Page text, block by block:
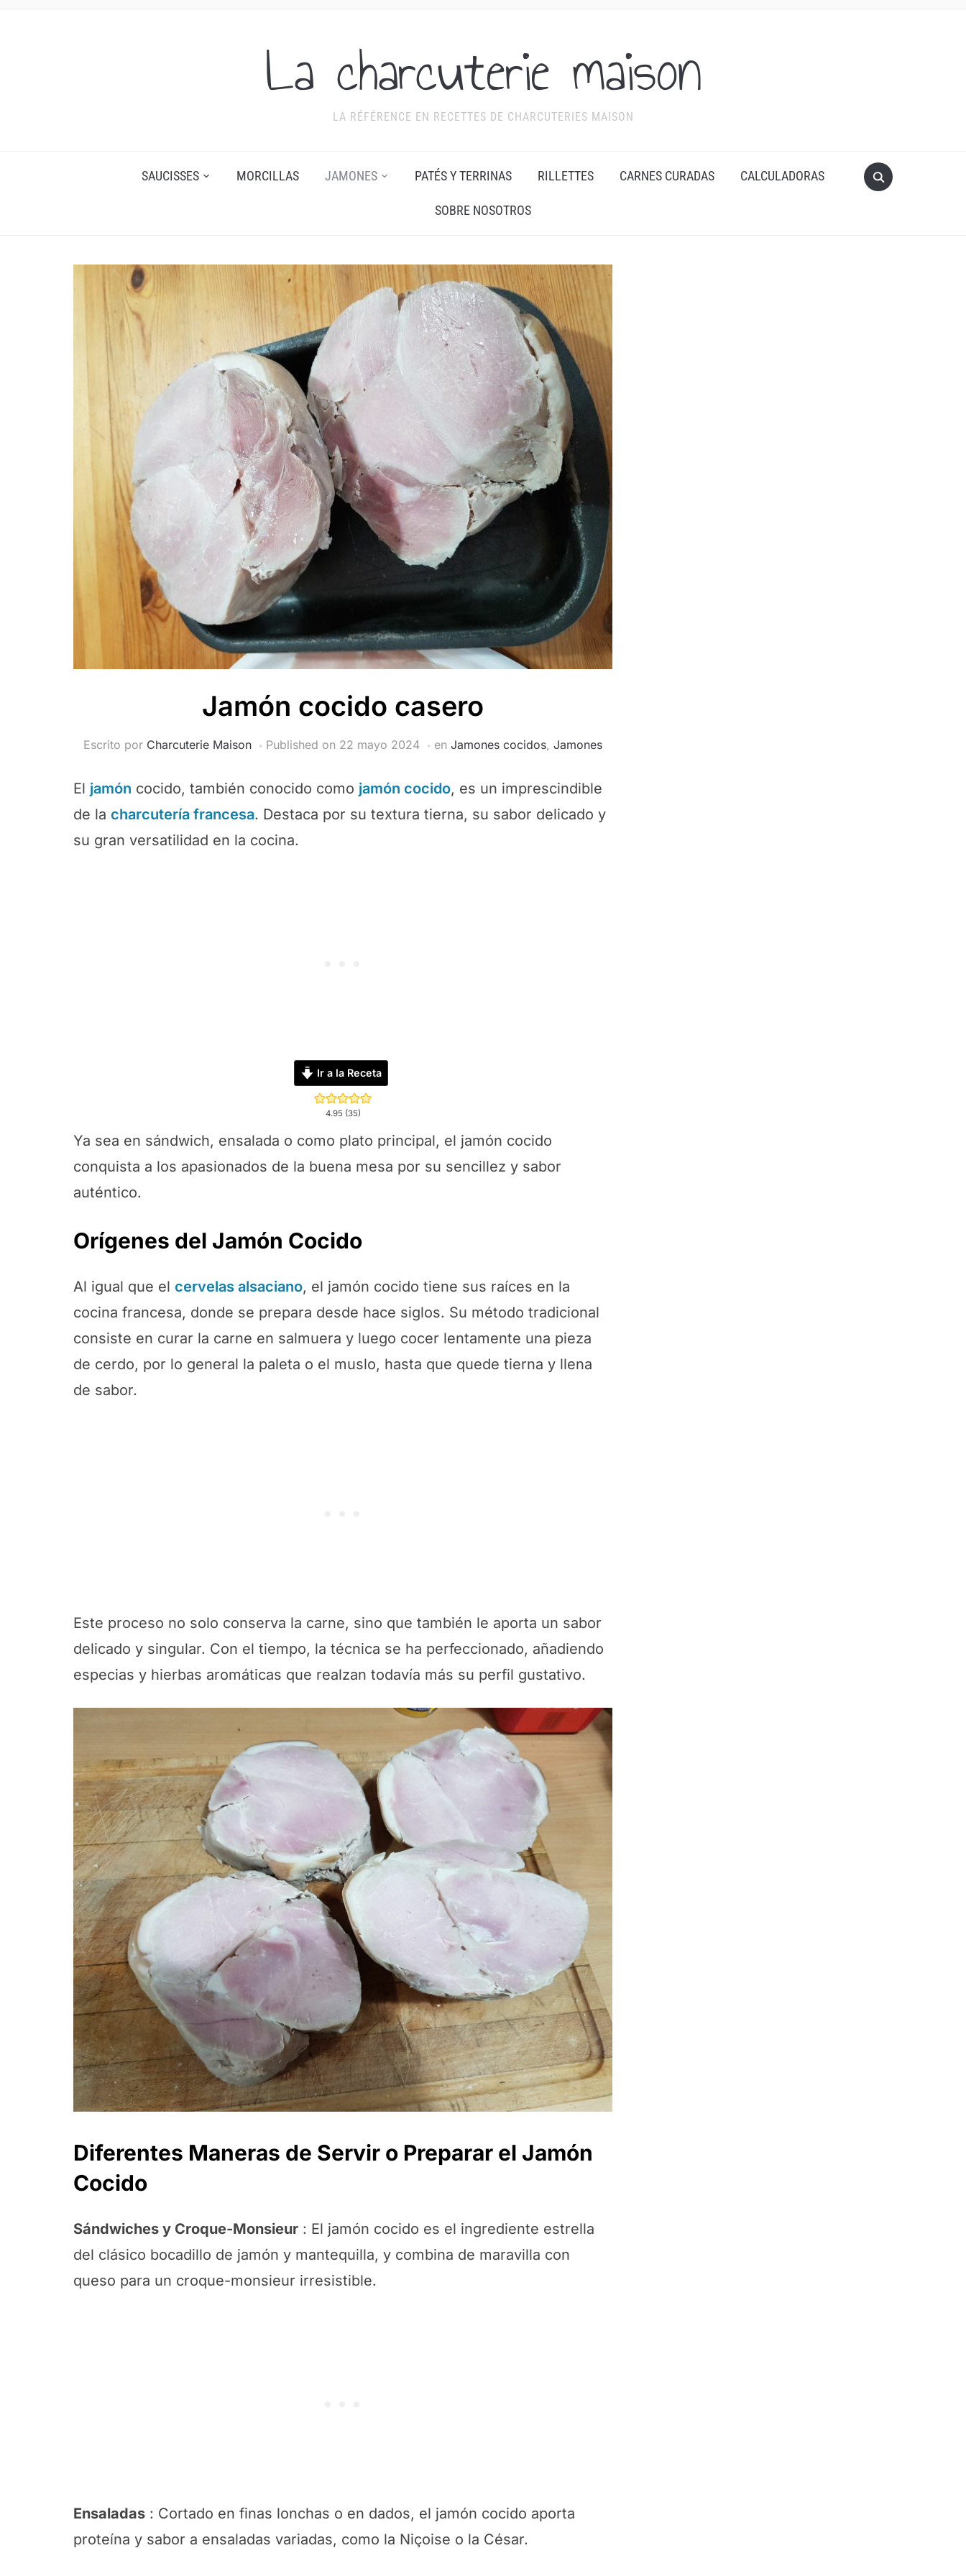
La charcuterie maison
LA RÉFÉRENCE EN RECETTES DE CHARCUTERIES MAISON
SAUCISSES MORCILLAS JAMONES PATÉS Y TERRINAS RILLETTES CARNES CURADAS CALCULADORAS
SOBRE NOSOTROS
Jamón cocido casero
Escrito por Charcuterie Maison Published on 22 mayo 2024 en Jamones cocidos, Jamones
El jamón cocido, también conocido como jamón cocido, es un imprescindible
de la charcutería francesa. Destaca por su textura tierna, su sabor delicado y
su gran versatilidad en la cocina.
Ir a la Receta
4.95 (35)
Ya sea en sándwich, ensalada o como plato principal, el jamón cocido
conquista a los apasionados de la buena mesa por su sencillez y sabor
auténtico.
Orígenes del Jamón Cocido
Al igual que el cervelas alsaciano, el jamón cocido tiene sus raíces en la
cocina francesa, donde se prepara desde hace siglos. Su método tradicional
consiste en curar la carne en salmuera y luego cocer lentamente una pieza
de cerdo, por lo general la paleta o el muslo, hasta que quede tierna y llena
de sabor.
Este proceso no solo conserva la carne, sino que también le aporta un sabor
delicado y singular. Con el tiempo, la técnica se ha perfeccionado, añadiendo
especias y hierbas aromáticas que realzan todavía más su perfil gustativo.
Diferentes Maneras de Servir o Preparar el Jamón
Cocido
Sándwiches y Croque-Monsieur : El jamón cocido es el ingrediente estrella
del clásico bocadillo de jamón y mantequilla, y combina de maravilla con
queso para un croque-monsieur irresistible.
Ensaladas : Cortado en finas lonchas o en dados, el jamón cocido aporta
proteína y sabor a ensaladas variadas, como la Niçoise o la César.